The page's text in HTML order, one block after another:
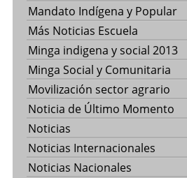
Mandato Indígena y Popular
Más Noticias Escuela
Minga indigena y social 2013
Minga Social y Comunitaria
Movilización sector agrario
Noticia de Último Momento
Noticias
Noticias Internacionales
Noticias Nacionales